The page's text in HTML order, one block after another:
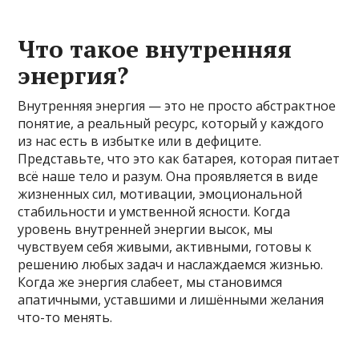
Что такое внутренняя
энергия?
Внутренняя энергия — это не просто абстрактное
понятие, а реальный ресурс, который у каждого
из нас есть в избытке или в дефиците.
Представьте, что это как батарея, которая питает
всё наше тело и разум. Она проявляется в виде
жизненных сил, мотивации, эмоциональной
стабильности и умственной ясности. Когда
уровень внутренней энергии высок, мы
чувствуем себя живыми, активными, готовы к
решению любых задач и наслаждаемся жизнью.
Когда же энергия слабеет, мы становимся
апатичными, уставшими и лишёнными желания
что-то менять.